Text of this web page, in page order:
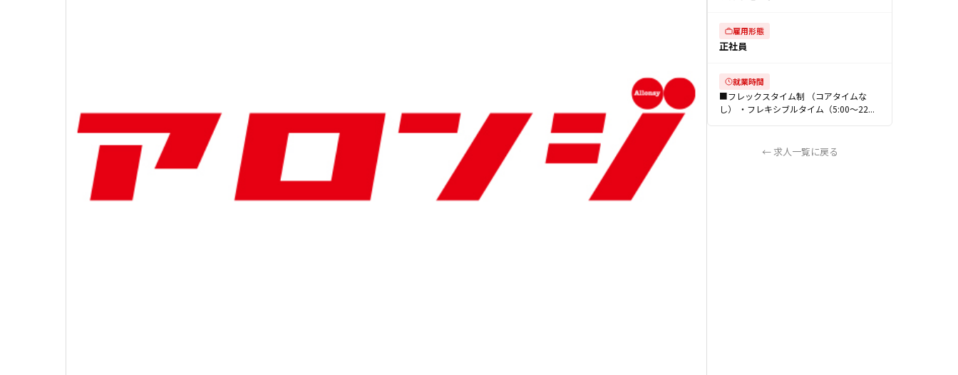
雇用形態
正社員
就業時間
■フレックスタイム制 （コアタイムな
し） ・フレキシブルタイム（5:00〜22...
← 求人一覧に戻る